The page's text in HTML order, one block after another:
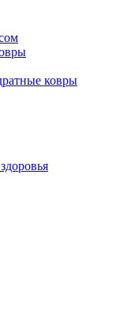
ковры